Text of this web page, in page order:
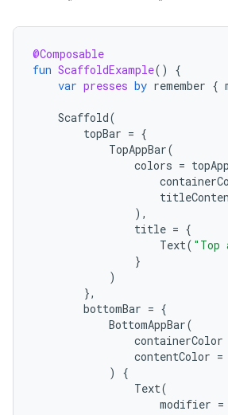
@Composable
fun ScaffoldExample()
{
var presses by remember {
Scaffold(
topBar = {
TopAppBar(
colors =
),
title = {
Text( "Top
}
)
},
bottomBar = {
BottomAppBar(
containerColor
contentColor =
)
{
Text(
modifier =